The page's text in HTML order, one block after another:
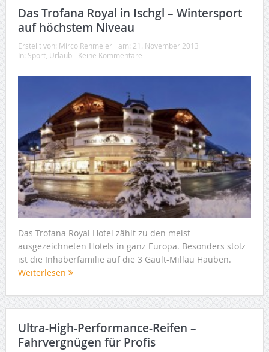
Das Trofana Royal in Ischgl – Wintersport
auf höchstem Niveau
Erstellt von: Mirco Rehmeier am: 21. November 2013
In: Sport, Urlaub Keine Kommentare
Das Trofana Royal Hotel zählt zu den meist
ausgezeichneten Hotels in ganz Europa. Besonders stolz
ist die Inhaberfamilie auf die 3 Gault-Millau Hauben.
Weiterlesen
Ultra-High-Performance-Reifen –
Fahrvergnügen für Profis